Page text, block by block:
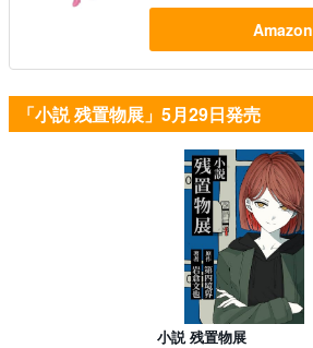
「小説 残置物展」5月29日発売
小説 残置物展